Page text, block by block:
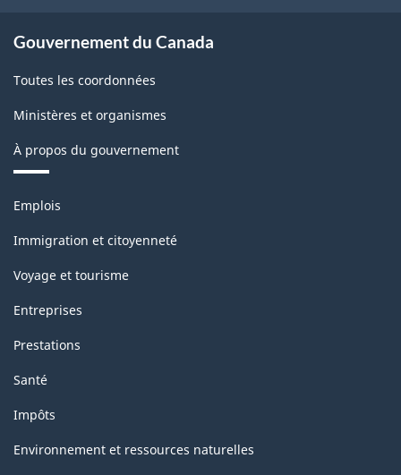
Gouvernement du Canada
Toutes les coordonnées
Ministères et organismes
À propos du gouvernement
Thèmes
sujets
Emplois
Immigration et citoyenneté
Voyage et tourisme
Entreprises
Prestations
Santé
Impôts
Environnement et ressources naturelles